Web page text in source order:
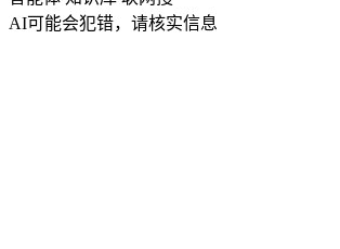
AI可能会犯错，请核实信息